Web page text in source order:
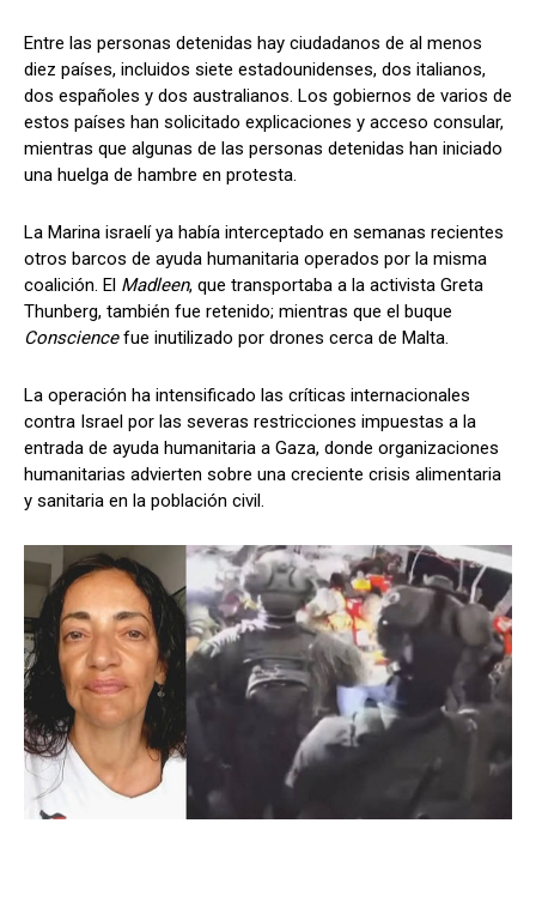
Entre las personas detenidas hay ciudadanos de al menos
diez países, incluidos siete estadounidenses, dos italianos,
dos españoles y dos australianos. Los gobiernos de varios de
estos países han solicitado explicaciones y acceso consular,
mientras que algunas de las personas detenidas han iniciado
una huelga de hambre en protesta.
La Marina israelí ya había interceptado en semanas recientes
otros barcos de ayuda humanitaria operados por la misma
coalición. El Madleen, que transportaba a la activista Greta
Thunberg, también fue retenido; mientras que el buque
Consciencefue inutilizado por drones cerca de Malta.
La operación ha intensificado las críticas internacionales
contra Israel por las severas restricciones impuestas a la
entrada de ayuda humanitaria a Gaza, donde organizaciones
humanitarias advierten sobre una creciente crisis alimentaria
y sanitaria en la población civil.